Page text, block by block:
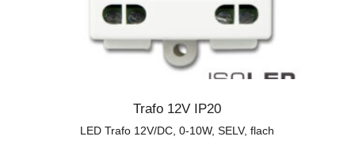
Trafo 12V IP20
LED Trafo 12V/DC, 0-10W, SELV, flach